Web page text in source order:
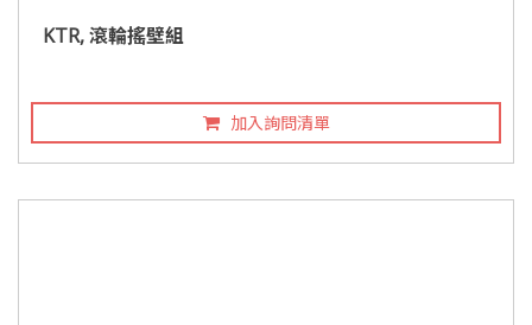
KTR, 滾輪搖壁組
加入詢問清單